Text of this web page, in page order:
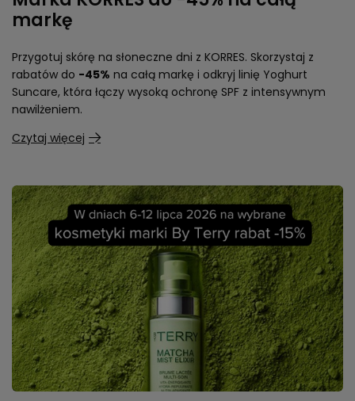
markę
Przygotuj skórę na słoneczne dni z KORRES. Skorzystaj z
rabatów do -45% na całą markę i odkryj linię Yoghurt
Suncare, która łączy wysoką ochronę SPF z intensywnym
nawilżeniem.
Czytaj więcej